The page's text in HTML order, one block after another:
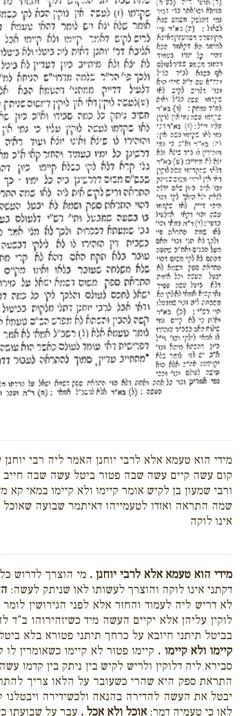
מידי הוא טעמא אלא לרבי יוחנן האמר ליה רבי
קום עשה קיים עשה שבה פטור ביטל עשה שבה חייב
ורבי שמעון בן לקיש אומר קיימו ולא קיימו
שמה התראה ואזדו לטעמייהו דאיתמר שבועה שאוכל
אינו לוקה
מידי הוא טעמא אלא לרבי יוחנן . מי הוצרך לדרוש
דקתני אינו לוקה והוצרך לעשותו לאו שניתק לעשה:
לא דריש ליה לעמוד והחזר אלא לפני הגירושין
לוקין עליהן אלא יקיים העשה מיד כשיזהירוהו ב"ד
בביטל תיתני חיובא על כרחך תיתני פטורא בלא
קיימו ולא קיימו . קיימו פטור לא קיימו כשאומרין
סבירא ליה דלוקין ולריש לקיש בין ניתק בין קדמו
התראת ספק היא שהרי כשעובר על הלאו צריך
יבטל את העשה להדירה בהנאה ולכשידירה
לאו כי טעמיה דמר: אוכל ולא אכל . עבר על שבועתו